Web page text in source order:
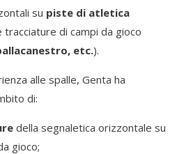
su piste di atletica
tracciature di campi da gioco
etc.).
alle spalle, Genta ha
di:
della segnaletica orizzontale su
gioco;